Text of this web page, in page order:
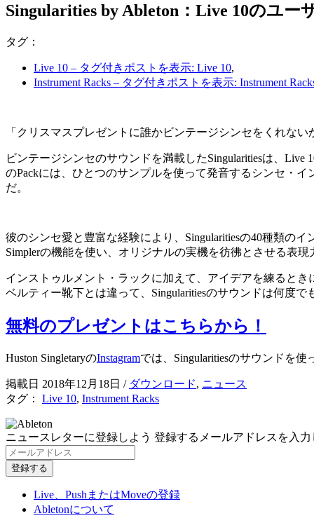
Singularities by Ableton：Live 10のユー
タグ：
Live 10 – タグ付きポストを表示: Live 10,
Instrument Racks – タグ付きポストを表示: Instrument
「クリスマスプレゼントに誰かビンテージシンセをくれな
ビンテージシンセのサウンドを満載したSingularitiesは、
のPackには、ひとつのサンプルを使って発音するシンセ・
だ。
彼のシンセ愛と豊富な経験により、Singularitiesの40種類の
Simplerの機能を使い、オリジナルの実機を彷彿とさせる表
インストゥルメント・ラックに加えて、アイデアを練ると
ベルティー靴下とは違って、Singularitiesのサウンドは何度
無料のプレゼントはこちらから！
Huston SingletaryのInstagramでは、Singularitiesのサウンドを
掲載日 2018年12月18日 / ダウンロード, ニュース
タグ： Live 10, Instrument Racks
ニュースレターに登録しよう 登録するメールアドレスを入
Live、PushまたはMoveの登録
Abletonについて